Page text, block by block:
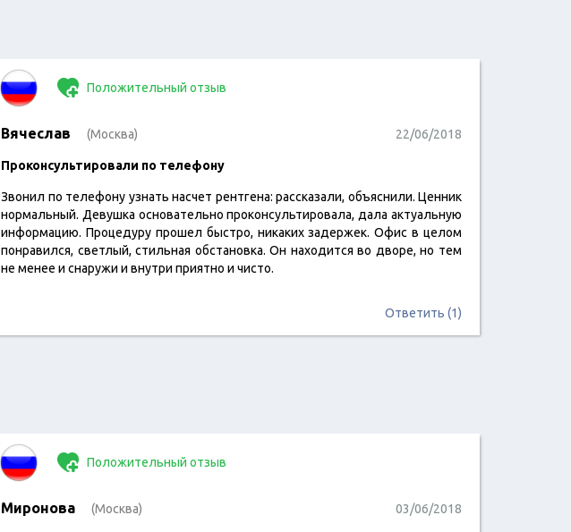
читать отзыв
Положительный отзыв
Вячеслав (Москва) 22/06/2018
Проконсультировали по телефону
Звонил по телефону узнать насчет рентгена: рассказали, объяснили. Ценник
нормальный. Девушка основательно проконсультировала, дала актуальную
информацию. Процедуру прошел быстро, никаких задержек. Офис в целом
понравился, светлый, стильная обстановка. Он находится во дворе, но тем
не менее и снаружи и внутри приятно и чисто.
Ответить (1)
Положительный отзыв
Миронова (Москва) 03/06/2018